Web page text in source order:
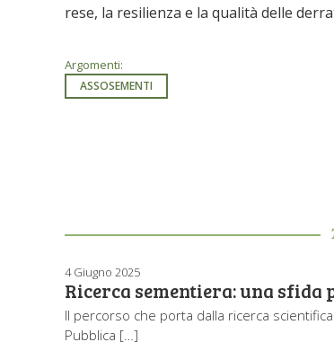
rese, la resilienza e la qualità delle
Argomenti:
ASSOSEMENTI
4 Giugno 2025
Ricerca sementiera: una sfida
Il percorso che porta dalla ricerca
Pubblica […]